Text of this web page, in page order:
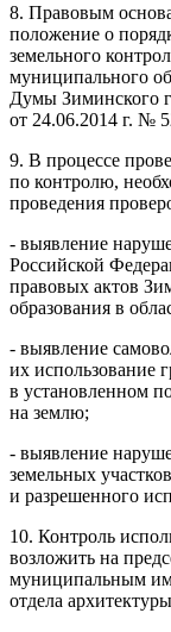
8. Правовым
положение о
земельного
муниципального
Думы Зиминского
от 24.06.2014 г. №
9. В процессе
по контролю,
проведения
- выявление
Российской
правовых актов
образования в
- выявление
их использование
в установленном
на землю;
- выявление
земельных
и разрешенного
10. Контроль
возложить на
муниципальным
отдела